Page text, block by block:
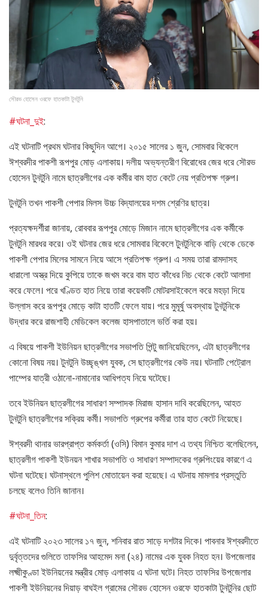
সৌরভ হোসেন ওরফে হাতকাটা টুনটুনি
#ঘটনা_দুই:
এই ঘটনাটি প্রথম ঘটনার কিছুদিন আগে। ২০১৫ সালের ১ জুন, সোমবার বিকেলে
ঈশ্বরদীর পাকশী রূপপুর মোড় এলাকায়। দলীয় অভ্যন্তরীণ বিরোধের জের ধরে সৌরভ
হোসেন টুনটুনি নামে ছাত্রলীগের এক কর্মীর বাম হাত কেটে নেয় প্রতিপক্ষ গ্রুপ।
টুনটুনি তখন পাকশী পেপার মিলস উচ্চ বিদ্যালয়ের দশম শ্রেণির ছাত্র।
প্রত্যক্ষদর্শীরা জানায়, রোববার রূপপুর মোড়ে মিজান নামে ছাত্রলীগের এক কর্মীকে
টুনটুনি মারধর করে। ওই ঘটনার জের ধরে সোমবার বিকেলে টুনটুনিকে বাড়ি থেকে ডেকে
পাকশী পেপার মিলের সামনে নিয়ে আসে প্রতিপক্ষ গ্রুপ। এ সময় তারা রামদাসহ
ধারালো অস্ত্র দিয়ে কুপিয়ে তাকে জখম করে বাম হাত কাঁধের নিচ থেকে কেটে আলাদা
করে ফেলে। পরে খণ্ডিত হাত নিয়ে তারা কয়েকটি মোটরসাইকেলে করে মহড়া দিয়ে
উল্লাস করে রূপপুর মোড়ে কাটা হাতটি ফেলে যায়। পরে মুমূর্ষু অবস্থায় টুনটুনিকে
উদ্ধার করে রাজশাহী মেডিকেল কলেজ হাসপাতালে ভর্তি করা হয়।
এ বিষয়ে পাকশী ইউনিয়ন ছাত্রলীগের সভাপতি পিন্টু জানিয়েছিলেন, এটা ছাত্রলীগের
কোনো বিষয় নয়। টুনটুনি উচ্ছৃঙ্খল যুবক, সে ছাত্রলীগের কেউ নয়। ঘটনাটি পেট্রোল
পাম্পের যাত্রী ওঠানো-নামানোর আধিপত্য নিয়ে ঘটেছে।
তবে ইউনিয়ন ছাত্রলীগের সাধারণ সম্পাদক মিরাজ হাসান দাবি করেছিলেন, আহত
টুনটুনি ছাত্রলীগের সক্রিয় কর্মী। সভাপতি গ্রুপের কর্মীরা তার হাত কেটে নিয়েছে।
ঈশ্বরদী থানার ভারপ্রাপ্ত কর্মকর্তা (ওসি) বিমান কুমার দাশ এ তথ্য নিশ্চিত বলেছিলেন,
ছাত্রলীগ পাকশী ইউনয়ন শাখার সভাপতি ও সাধারণ সম্পাদকের গ্রুপিংয়ের কারণে এ
ঘটনা ঘটেছে। ঘটনাস্থলে পুলিশ মোতায়েন করা হয়েছে। এ ঘটনায় মামলার প্রস্তুতি
চলছে বলেও তিনি জানান।
#ঘটনা_তিন:
এই ঘটনাটি ২০২৩ সালের ১৭ জুন, শনিবার রাত সাড়ে দশটার দিকে। পাবনার ঈশ্বরদীতে
দুর্বৃত্তদের গুলিতে তাফসির আহমেদ মনা (২৪) নামের এক যুবক নিহত হন। উপজেলার
লক্ষ্মীকুণ্ডা ইউনিয়নের মন্ত্রীর মোড় এলাকায় এ ঘটনা ঘটে। নিহত তাফসির উপজেলার
পাকশী ইউনিয়নের দিয়াড় বাঘইল গ্রামের সৌরভ হোসেন ওরফে হাতকাটা টুনটুনির ছোট